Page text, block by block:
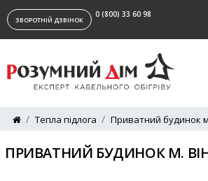
ЗВОРОТНІЙ ДЗВІНОК
0 (800) 33 60 98
Тепла підлога Приватний будинок
ПРИВАТНИЙ БУДИНОК М.